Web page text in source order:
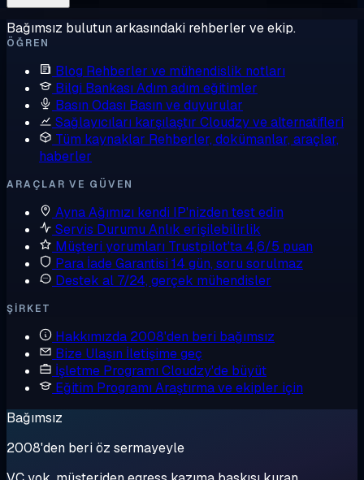
Bağımsız bulutun arkasındaki rehberler ve ekip.
ÖĞREN
Blog Rehberler ve mühendislik notları
Bilgi Bankası Adım adım eğitimler
Basın Odası Basın ve duyurular
Sağlayıcıları karşılaştır Cloudzy ve alternatifleri
Tüm kaynaklar Rehberler, dokümanlar, araçlar,
haberler
ARAÇLAR VE GÜVEN
AynaAğımızı kendi IP'nizden test edin
Servis Durumu Anlık erişilebilirlik
Müşteri yorumları Trustpilot'ta 4,6/5 puan
Para İade Garantisi 14 gün, soru sorulmaz
Destek al 7/24, gerçek mühendisler
ŞIRKET
Hakkımızda 2008'den beri bağımsız
Bize Ulaşın İletişime geç
İşletme Programı Cloudzy'de büyüt
Eğitim Programı Araştırma ve ekipler için
Bağımsız
2008'den beri öz sermayeyle